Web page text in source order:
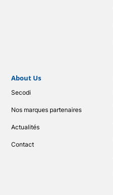
About Us
Secodi
Nos marques partenaires
Actualités
Contact